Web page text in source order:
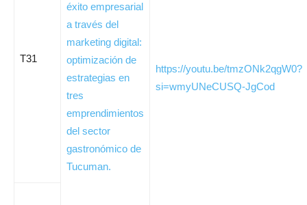
T31
éxito empresarial
a través del
marketing digital:
optimización de
estrategias en
tres
emprendimientos
del sector
gastronómico de
Tucuman.
https://youtu.be/tmzONk2qgW0?
si=wmyUNeCUSQ-JgCod